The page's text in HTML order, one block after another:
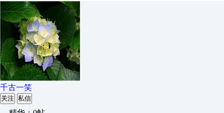
千古一笑
关注 私信